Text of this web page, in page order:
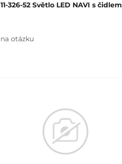
11-326-52 Světlo LED NAVI s čidlem
na otázku